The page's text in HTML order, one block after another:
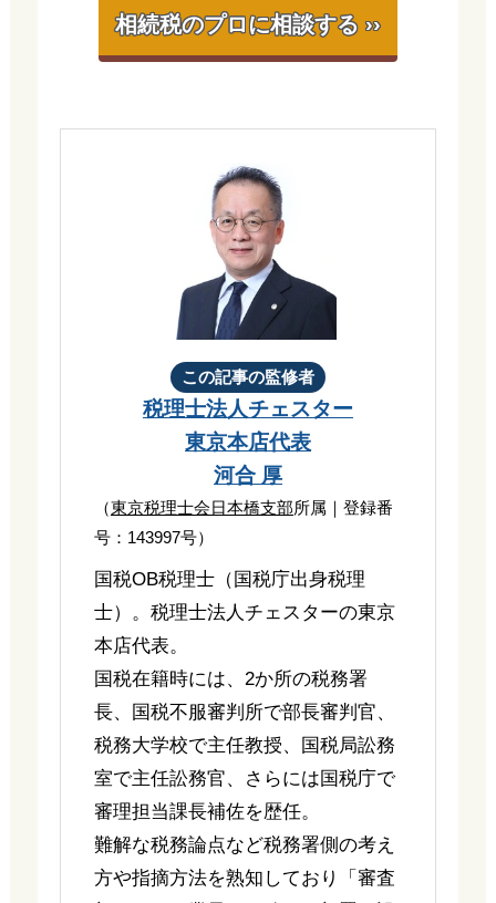
相続税のプロに相談する ››
この記事の監修者
税理士法人チェスター
東京本店代表
河合 厚
（東京税理士会日本橋支部所属｜登録番
号：143997号）
国税OB税理士（国税庁出身税理
士）。税理士法人チェスターの東京
本店代表。
国税在籍時には、2か所の税務署
長、国税不服審判所で部長審判官、
税務大学校で主任教授、国税局訟務
室で主任訟務官、さらには国税庁で
審理担当課長補佐を歴任。
難解な税務論点など税務署側の考え
方や指摘方法を熟知しており「審査